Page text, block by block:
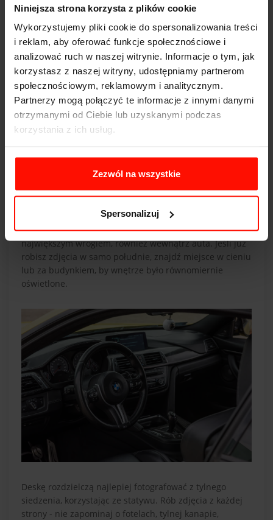
Niniejsza strona korzysta z plików cookie
Wykorzystujemy pliki cookie do spersonalizowania treści
i reklam, aby oferować funkcje społecznościowe i
analizować ruch w naszej witrynie. Informacje o tym, jak
korzystasz z naszej witryny, udostępniamy partnerom
społecznościowym, reklamowym i analitycznym.
Partnerzy mogą połączyć te informacje z innymi danymi
otrzymanymi od Ciebie lub uzyskanymi podczas
korzystania z ich usług.
Zezwól na wszystkie
Spersonalizuj
się chmurzyć.
12. Nie zakrywaj tablic rejestracyjnych
Niektórzy sprzedawcy zakrywają lub zamazują w
ogłoszeniach tablice rejestracyjne. Musisz mieć
świadomość, że przez to potencjalny kupiec nie będzie
miał dostępu do wielu przydatnych informacji. Poza
tym, może odnieść wrażenie, że coś ukrywasz i nie
pokazujesz mu całej prawdy.
13. Pamiętaj o dobrych zdjęciach wnętrza
Powtarzamy - bezpośrednie słońce będzie twoim
największym wrogiem, również wewnątrz auta. Jeśli już
robisz zdjęcia w samo południe, znajdź miejsce w cieniu
lub za budynkiem, by wnętrze było równomiernie
oświetlone.
Deskę rozdzielczą najlepiej fotografować z tylnego
siedzenia, korzystając ze statywu. Rób zdjęcia z każdej
strony - nie zapominaj o fotelach, tylnej kanapie,